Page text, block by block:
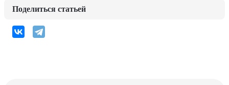
Поделиться статьей